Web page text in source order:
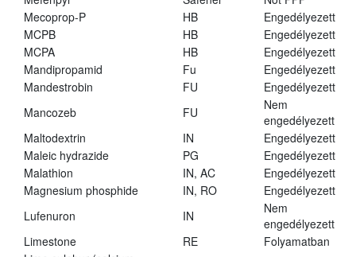
Mecoprop-P
HB
Engedélyezett
MCPB
HB
Engedélyezett
MCPA
HB
Engedélyezett
Mandipropamid
Fu
Engedélyezett
Mandestrobin
FU
Engedélyezett
Mancozeb
FU
Nem
engedélyezett
Maltodextrin
IN
Engedélyezett
Maleic hydrazide
PG
Engedélyezett
Malathion
IN, AC
Engedélyezett
Magnesium phosphide
IN, RO
Engedélyezett
Lufenuron
IN
Nem
engedélyezett
Limestone
RE
Folyamatban